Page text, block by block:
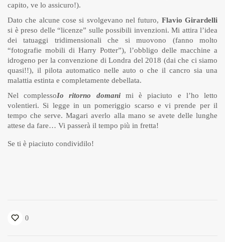
capito, ve lo assicuro!).
Dato che alcune cose si svolgevano nel futuro, Flavio Girardelli
si è preso delle “licenze” sulle possibili invenzioni. Mi attira l’idea
dei tatuaggi tridimensionali che si muovono (fanno molto
“fotografie mobili di Harry Potter”), l’obbligo delle macchine a
idrogeno per la convenzione di Londra del 2018 (dai che ci siamo
quasi!!), il pilota automatico nelle auto o che il cancro sia una
malattia estinta e completamente debellata.
Nel complessoIo ritorno domanimi è piaciuto e l’ho letto
volentieri. Si legge in un pomeriggio scarso e vi prende per il
tempo che serve. Magari averlo alla mano se avete delle lunghe
attese da fare… Vi passerà il tempo più in fretta!
Se ti è piaciuto condividilo!
0